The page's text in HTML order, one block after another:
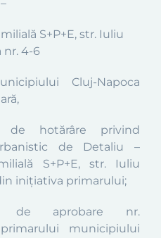
–
S+P+E, str. Iuliu
nr. 4-6
Cluj-Napoca
,
de hotărâre privind
de Detaliu –
S+P+E, str. Iuliu
iniţiativa primarului;
de aprobare nr.
municipiului